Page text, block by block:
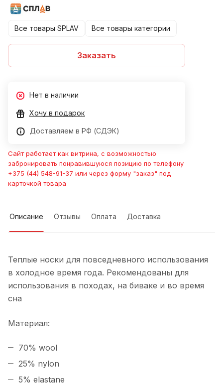
Все товары SPLAV Все товары категории
Заказать
Нет в наличии
Хочу в подарок
Доставляем в РФ (СДЭК)
Сайт работает как витрина, с возможностью
забронировать понравившуюся позицию по телефону
+375 (44) 548-91-37 или через форму "заказ" под
карточкой товара
Описание Отзывы Оплата Доставка
Теплые носки для повседневного использования
в холодное время года. Рекомендованы для
использования в походах, на биваке и во время
сна
Материал:
70% wool
25% nylon
5% elastane